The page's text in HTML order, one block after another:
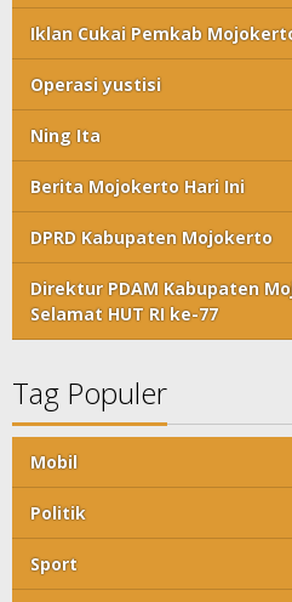
Iklan Cukai Pemkab
Operasi yustisi
Ning Ita
Berita Mojokerto Hari Ini
DPRD Kabupaten Mojokerto
Direktur PDAM Kabupaten
Selamat HUT RI ke-77
Tag Populer
Mobil
Politik
Sport